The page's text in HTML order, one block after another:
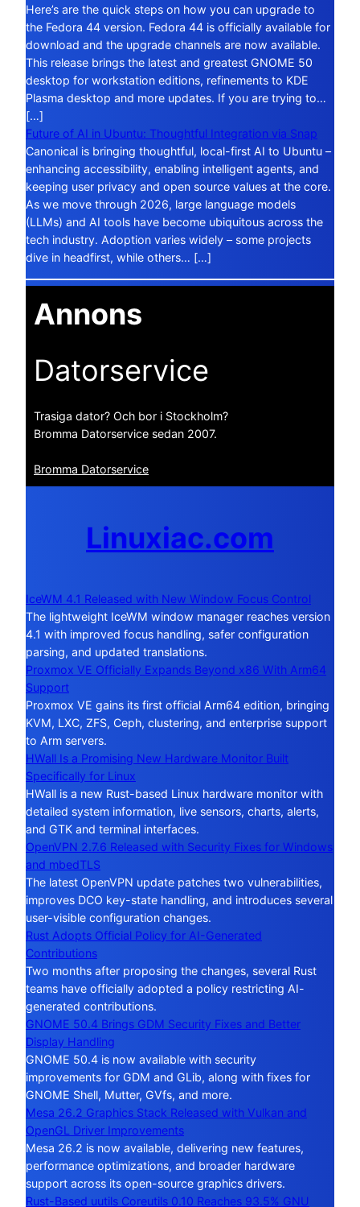
Here’s are the quick steps on how you can upgrade to
the Fedora 44 version. Fedora 44 is officially available for
download and the upgrade channels are now available.
This release brings the latest and greatest GNOME 50
desktop for workstation editions, refinements to KDE
Plasma desktop and more updates. If you are trying to…
[…]
Future of AI in Ubuntu: Thoughtful Integration via Snap
Canonical is bringing thoughtful, local-first AI to Ubuntu –
enhancing accessibility, enabling intelligent agents, and
keeping user privacy and open source values at the core.
As we move through 2026, large language models
(LLMs) and AI tools have become ubiquitous across the
tech industry. Adoption varies widely – some projects
dive in headfirst, while others… […]
Annons
Datorservice
Trasiga dator? Och bor i Stockholm?
Bromma Datorservice sedan 2007.
Bromma Datorservice
Linuxiac.com
IceWM 4.1 Released with New Window Focus Control
The lightweight IceWM window manager reaches version
4.1 with improved focus handling, safer configuration
parsing, and updated translations.
Proxmox VE Officially Expands Beyond x86 With Arm64
Support
Proxmox VE gains its first official Arm64 edition, bringing
KVM, LXC, ZFS, Ceph, clustering, and enterprise support
to Arm servers.
HWall Is a Promising New Hardware Monitor Built
Specifically for Linux
HWall is a new Rust-based Linux hardware monitor with
detailed system information, live sensors, charts, alerts,
and GTK and terminal interfaces.
OpenVPN 2.7.6 Released with Security Fixes for Windows
and mbedTLS
The latest OpenVPN update patches two vulnerabilities,
improves DCO key-state handling, and introduces several
user-visible configuration changes.
Rust Adopts Official Policy for AI-Generated
Contributions
Two months after proposing the changes, several Rust
teams have officially adopted a policy restricting AI-
generated contributions.
GNOME 50.4 Brings GDM Security Fixes and Better
Display Handling
GNOME 50.4 is now available with security
improvements for GDM and GLib, along with fixes for
GNOME Shell, Mutter, GVfs, and more.
Mesa 26.2 Graphics Stack Released with Vulkan and
OpenGL Driver Improvements
Mesa 26.2 is now available, delivering new features,
performance optimizations, and broader hardware
support across its open-source graphics drivers.
Rust-Based uutils Coreutils 0.10 Reaches 93.5% GNU